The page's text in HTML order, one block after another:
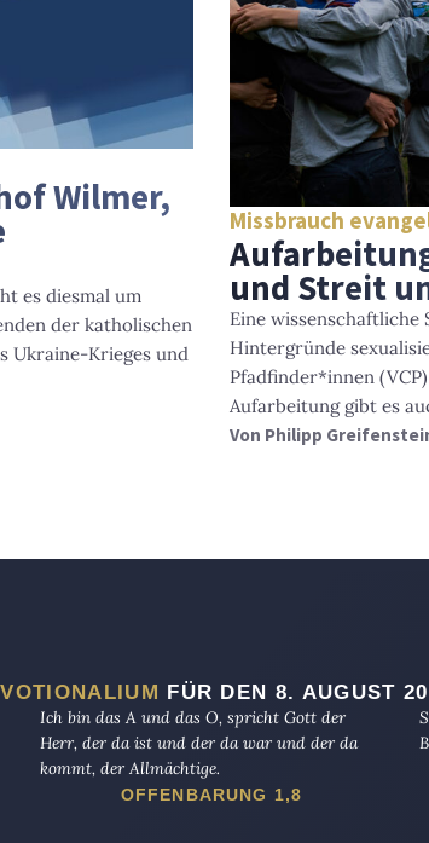
Wilmer,
es diesmal um
der katholischen
Ukraine-Krieges und
Missbrauch
und Streit
Eine
Hintergründe
Pfadfinder*innen
Aufarbeitung gibt es
Von Philipp
FÜR DEN 8. AUGUST
Ich bin das A und das O, spricht Gott der
Herr, der da ist und der da war und der da
kommt, der Allmächtige.
OFFENBARUNG 1,8